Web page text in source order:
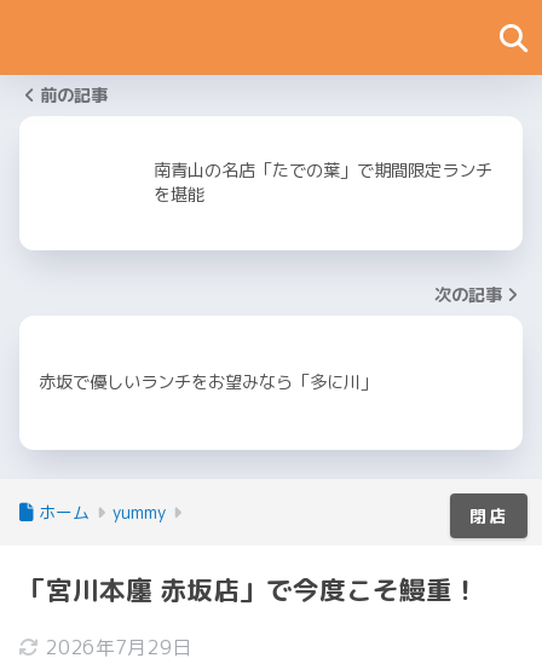
前の記事
南青山の名店「たでの葉」で期間限定ランチ
を堪能
次の記事
赤坂で優しいランチをお望みなら「多に川」
ホーム yummy
「宮川本廛 赤坂店」で今度こそ鰻重！
2026年7月29日